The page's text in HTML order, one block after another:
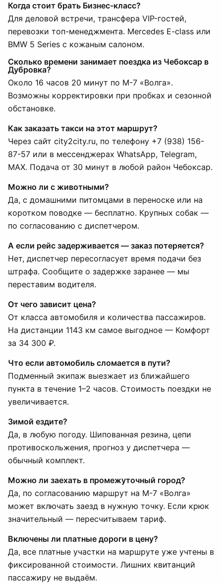
Когда стоит брать Бизнес-класс?
Для деловой встречи, трансфера VIP-гостей,
перевозки топ-менеджмента. Mercedes E-class или
BMW 5 Series с кожаным салоном.
Сколько времени занимает поездка из Чебоксар в
Дубровка?
Около 16 часов 20 минут по М-7 «Волга».
Возможны корректировки при пробках и сезонной
обстановке.
Как заказать такси на этот маршрут?
Через сайт city2city.ru, по телефону +7 (938) 156-
87-57 или в мессенджерах WhatsApp, Telegram,
MAX. Подача от 30 минут в любой район Чебоксар.
Можно ли с животными?
Да, с домашними питомцами в переноске или на
коротком поводке — бесплатно. Крупных собак —
по согласованию с диспетчером.
А если рейс задерживается — заказ потеряется?
Нет, диспетчер пересогласует время подачи без
штрафа. Сообщите о задержке заранее — мы
переставим водителя.
От чего зависит цена?
От класса автомобиля и количества пассажиров.
На дистанции 1143 км самое выгодное — Комфорт
за 34 300 ₽.
Что если автомобиль сломается в пути?
Подменный экипаж выезжает из ближайшего
пункта в течение 1–2 часов. Стоимость поездки не
увеличивается.
Зимой ездите?
Да, в любую погоду. Шипованная резина, цепи
противоскольжения, прогноз у диспетчера —
обычный комплект.
Можно ли заехать в промежуточный город?
Да, по согласованию маршрут на М-7 «Волга»
может включать заезд в нужную точку. Если крюк
значительный — пересчитываем тариф.
Включены ли платные дороги в цену?
Да, все платные участки на маршруте уже учтены в
фиксированной стоимости. Лишних квитанций
пассажиру не выдаём.